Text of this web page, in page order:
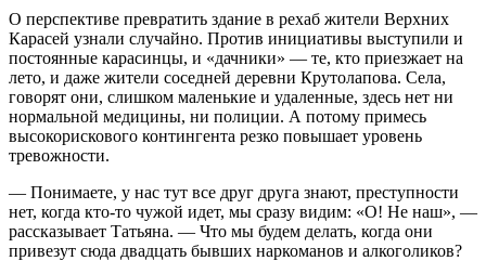
О перспективе превратить здание в рехаб жители Верхних
Карасей узнали случайно. Против инициативы выступили и
постоянные карасинцы, и «дачники» — те, кто приезжает на
лето, и даже жители соседней деревни Крутолапова. Села,
говорят они, слишком маленькие и удаленные, здесь нет ни
нормальной медицины, ни полиции. А потому примесь
высокорискового контингента резко повышает уровень
тревожности.
— Понимаете, у нас тут все друг друга знают, преступности
нет, когда кто-то чужой идет, мы сразу видим: «О! Не наш», —
рассказывает Татьяна. — Что мы будем делать, когда они
привезут сюда двадцать бывших наркоманов и алкоголиков?